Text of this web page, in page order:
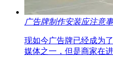
广告牌制作安装应注意
现如今广告牌已经成为
媒体之一，但是商家在